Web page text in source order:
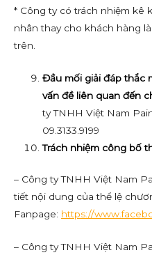
* Công ty có trách nhiệm kê
nhân thay cho khách hàng
trên.
Đầu mối giải đáp thắc
vấn đề liên quan đến
ty TNHH Việt Nam
09.3133.9199
Trách nhiệm công bố
– Công ty TNHH Việt Nam
tiết nội dung của thể lệ
Fanpage: https://
– Công ty TNHH Việt Nam